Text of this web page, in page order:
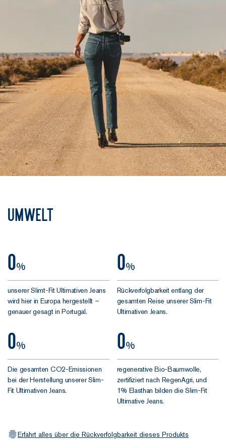
Umwelt
0%
unserer Slimt-Fit Ultimativen Jeans
wird hier in Europa hergestellt –
genauer gesagt in Portugal.
0%
Rückverfolgbarkeit entlang der
gesamten Reise unserer Slim-Fit
Ultimativen Jeans.
0%
Die gesamten CO2-Emissionen
bei der Herstellung unserer Slim-
Fit Ultimativen Jeans.
0%
regenerative Bio-Baumwolle,
zertifiziert nach RegenAgri, und
1% Elasthan bilden die Slim-Fit
Ultimative Jeans.
Erfahrt alles über die Rückverfolgbarkeit dieses Produkts